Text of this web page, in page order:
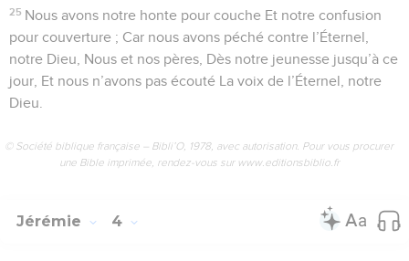
25 Nous avons notre honte pour couche Et notre confusion
pour couverture ; Car nous avons péché contre l’Éternel,
notre Dieu, Nous et nos pères, Dès notre jeunesse jusqu’à ce
jour, Et nous n’avons pas écouté La voix de l’Éternel, notre
Dieu.
© Société biblique française – Bibli’O, 1978, avec autorisation. Pour vous procurer
une Bible imprimée, rendez-vous sur www.editionsbiblio.fr
Jérémie 4